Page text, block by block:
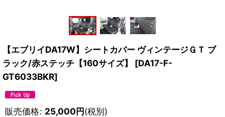
【エブリイDA17W】シートカバー ヴィンテージＧＴ ブ
ラック/赤ステッチ【160サイズ】
[DA17-F-
GT6033BKR]
販売価格: 25,000円(税別)